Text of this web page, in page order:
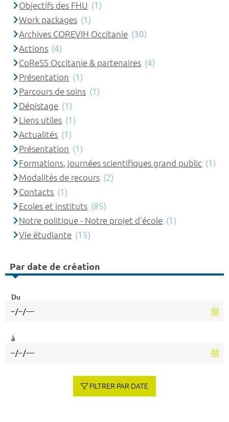
Objectifs des FHU (1)
Work packages (1)
Archives COREVIH Occitanie (30)
Actions (4)
CoReSS Occitanie & partenaires (4)
Présentation (1)
Parcours de soins (1)
Dépistage (1)
Liens utiles (1)
Actualités (1)
Présentation (1)
Formations, journées scientifiques grand public (1)
Modalités de recours (2)
Contacts (1)
Ecoles et instituts (85)
Notre politique - Notre projet d'école (1)
Vie étudiante (15)
Par date de création
Du
à
FILTRER PAR DATE